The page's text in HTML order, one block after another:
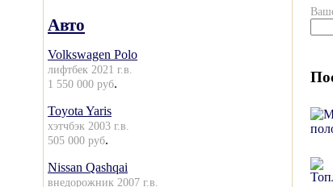
Авто
Volkswagen Polo
лифтбек 2021 г.в.
1 550 000 руб.
Toyota Yaris
хэтчбэк 2003 г.в.
505 000 руб.
Nissan Qashqai
внедорожник 2007 г.в.